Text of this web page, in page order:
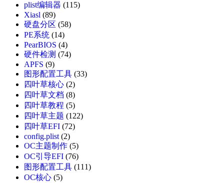
plist编辑器 (115)
Xiasl (89)
硬盘分区 (58)
PE系统 (14)
PearBIOS (4)
硬件检测 (74)
APFS (9)
图形配置工具 (33)
四叶草核心 (2)
四叶草文档 (8)
四叶草教程 (5)
四叶草主题 (122)
四叶草EFI (72)
config.plist(2)
OC主题制作 (5)
OC引导EFI (76)
图形配置工具 (111)
OC核心 (5)